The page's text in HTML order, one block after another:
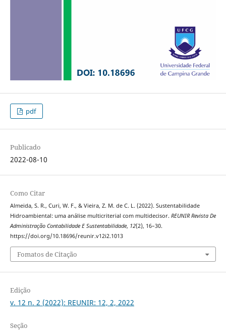
pdf
Publicado
2022-08-10
Como Citar
Almeida, S. R., Curi, W. F., & Vieira, Z. M. de C. L. (2022). Sustentabilidade
Hidroambiental: uma análise multicriterial com multidecisor. REUNIR Revista De
Administração Contabilidade E Sustentabilidade, 12(2), 16–30.
https://doi.org/10.18696/reunir.v12i2.1013
Fomatos de Citação
Edição
v. 12 n. 2 (2022): REUNIR: 12, 2, 2022
Seção